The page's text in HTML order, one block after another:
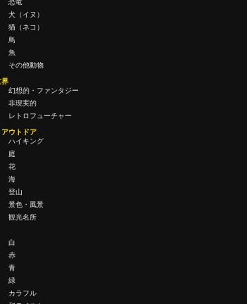
恐竜
犬（イヌ）
猫（ネコ）
鳥
魚
その他動物
界
幻想的・ファンタジー
非現実的
レトロフューチャー
アウトドア
ハイキング
庭
花
海
登山
景色・風景
観光名所
白
赤
青
緑
カラフル